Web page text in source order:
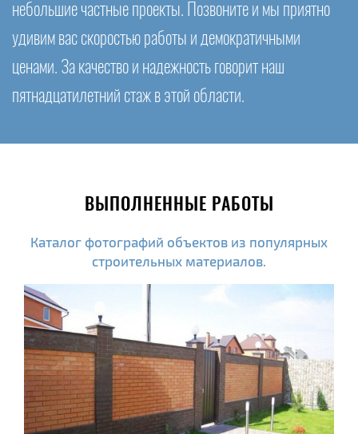
небольшие частные проекты. Позвоните и мы приятно
удивим вас скоростью работы и демократичными
ценами. За качество и надежность говорит наш
пятнадцатилетний стаж в этой области.
ВЫПОЛНЕННЫЕ РАБОТЫ
Каталог фотографий объектов из популярных
строительных материалов.